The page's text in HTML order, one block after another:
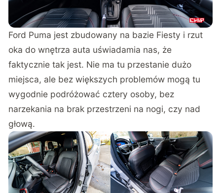
Ford Puma jest zbudowany na bazie Fiesty i rzut
oka do wnętrza auta uświadamia nas, że
faktycznie tak jest. Nie ma tu przestanie dużo
miejsca, ale bez większych problemów mogą tu
wygodnie podróżować cztery osoby, bez
narzekania na brak przestrzeni na nogi, czy nad
głową.